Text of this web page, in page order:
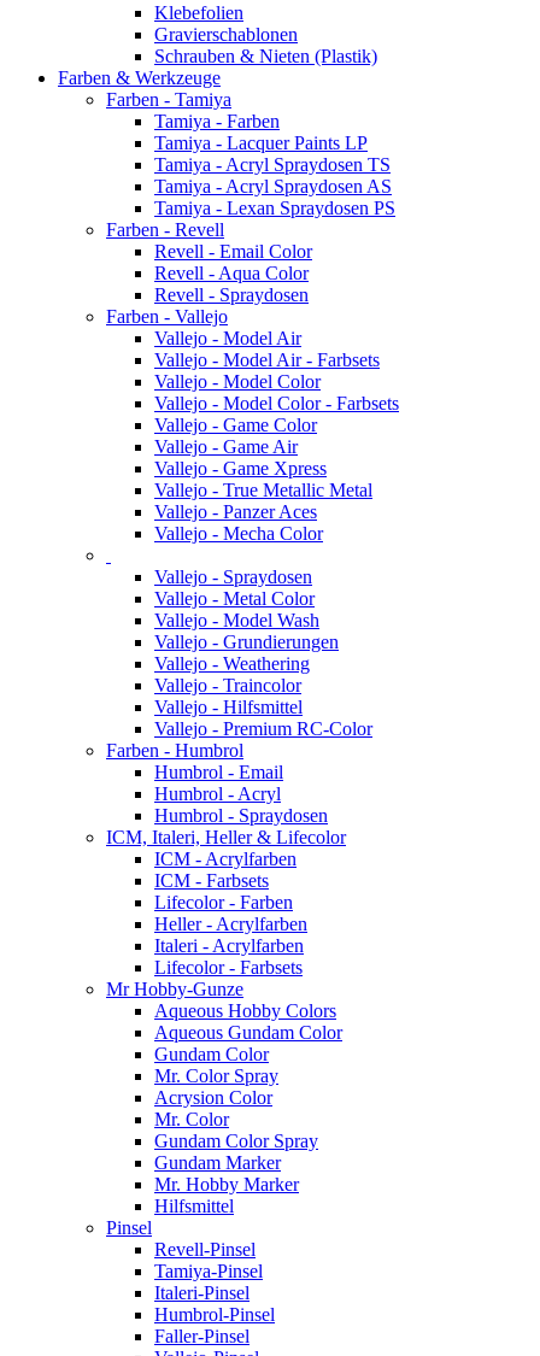
Klebefolien
Gravierschablonen
Schrauben & Nieten (Plastik)
Farben & Werkzeuge
Farben - Tamiya
Tamiya - Farben
Tamiya - Lacquer Paints LP
Tamiya - Acryl Spraydosen TS
Tamiya - Acryl Spraydosen AS
Tamiya - Lexan Spraydosen PS
Farben - Revell
Revell - Email Color
Revell - Aqua Color
Revell - Spraydosen
Farben - Vallejo
Vallejo - Model Air
Vallejo - Model Air - Farbsets
Vallejo - Model Color
Vallejo - Model Color - Farbsets
Vallejo - Game Color
Vallejo - Game Air
Vallejo - Game Xpress
Vallejo - True Metallic Metal
Vallejo - Panzer Aces
Vallejo - Mecha Color
Vallejo - Spraydosen
Vallejo - Metal Color
Vallejo - Model Wash
Vallejo - Grundierungen
Vallejo - Weathering
Vallejo - Traincolor
Vallejo - Hilfsmittel
Vallejo - Premium RC-Color
Farben - Humbrol
Humbrol - Email
Humbrol - Acryl
Humbrol - Spraydosen
ICM, Italeri, Heller & Lifecolor
ICM - Acrylfarben
ICM - Farbsets
Lifecolor - Farben
Heller - Acrylfarben
Italeri - Acrylfarben
Lifecolor - Farbsets
Mr Hobby-Gunze
Aqueous Hobby Colors
Aqueous Gundam Color
Gundam Color
Mr. Color Spray
Acrysion Color
Mr. Color
Gundam Color Spray
Gundam Marker
Mr. Hobby Marker
Hilfsmittel
Pinsel
Revell-Pinsel
Tamiya-Pinsel
Italeri-Pinsel
Humbrol-Pinsel
Faller-Pinsel